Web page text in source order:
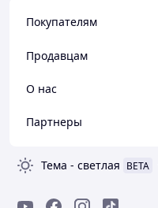
Покупателям
Продавцам
О нас
Партнеры
Тема - светлая BETA